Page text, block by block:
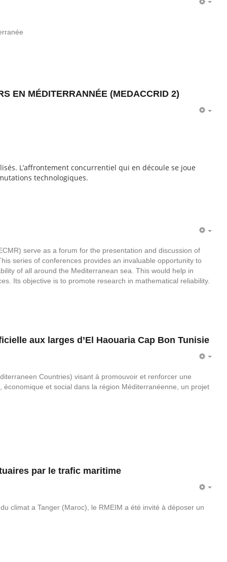
EN MÉDITERRANNÉE (MEDACCRID 2)
L’affrontement concurrentiel qui en découle se joue
technologiques.
serve as a forum for the presentation and discussion of
series of conferences provides an invaluable opportunity to
of all around the Mediterranean sea. This would help in
Its objective is to promote research in mathematical reliability.
aux larges d’El Haouaria Cap Bon Tunisie
Countries) visant à promouvoir et renforcer une
et social dans la région Méditerranéenne, un projet
par le trafic maritime
climat a Tanger (Maroc), le RMEIM a été invité à déposer un